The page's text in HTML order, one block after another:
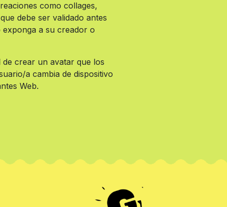
como collages,
debe ser validado antes
a su creador o
crear un avatar que los
a cambia de dispositivo
Web.